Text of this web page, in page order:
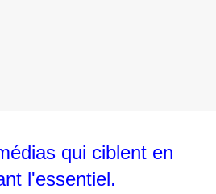
qui ciblent en
l'essentiel.